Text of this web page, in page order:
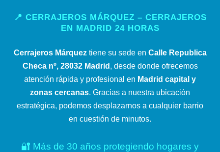
📍 CERRAJEROS MÁRQUEZ – CERRAJEROS
EN MADRID 24 HORAS
Cerrajeros Márqueztiene su sede en Calle Republica
Checa nº, 28032 Madrid , desde donde ofrecemos
atención rápida y profesional en Madrid capital y
zonas cercanas. Gracias a nuestra ubicación
estratégica, podemos desplazarnos a cualquier barrio
en cuestión de minutos.
🔐 Más de 30 años protegiendo hogares y